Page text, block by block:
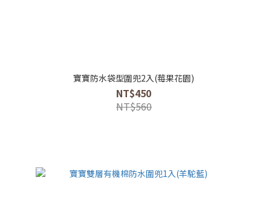
寶寶防水袋型圍兜2入(莓果花園)
NT$450
NT$560